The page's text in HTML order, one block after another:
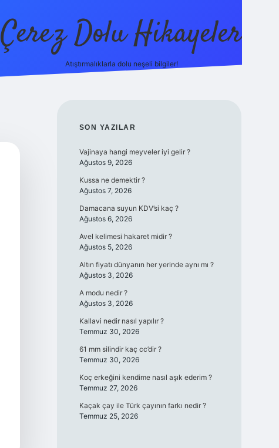
Çerez Dolu Hikayeler
Atıştırmalıklarla dolu neşeli bilgiler!
SIDEBAR
SON YAZILAR
Vajinaya hangi meyveler iyi gelir ?
Ağustos 9, 2026
Kussa ne demektir ?
Ağustos 7, 2026
Damacana suyun KDV’si kaç ?
Ağustos 6, 2026
Avel kelimesi hakaret midir ?
Ağustos 5, 2026
Altın fiyatı dünyanın her yerinde aynı mı ?
Ağustos 3, 2026
A modu nedir ?
Ağustos 3, 2026
Kallavi nedir nasıl yapılır ?
Temmuz 30, 2026
61 mm silindir kaç cc’dir ?
Temmuz 30, 2026
Koç erkeğini kendime nasıl aşık ederim ?
Temmuz 27, 2026
Kaçak çay ile Türk çayının farkı nedir ?
Temmuz 25, 2026